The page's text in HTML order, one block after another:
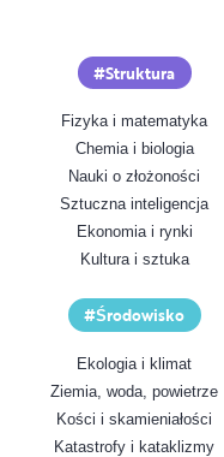
Struktura
Fizyka i matematyka
Chemia i biologia
Nauki o złożoności
Sztuczna inteligencja
Ekonomia i rynki
Kultura i sztuka
Środowisko
Ekologia i klimat
Ziemia, woda, powietrze
Kości i skamieniałości
Katastrofy i kataklizmy